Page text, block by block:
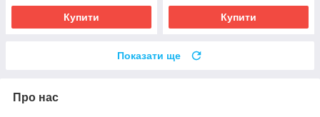
Купити Купити
Показати ще
Про нас